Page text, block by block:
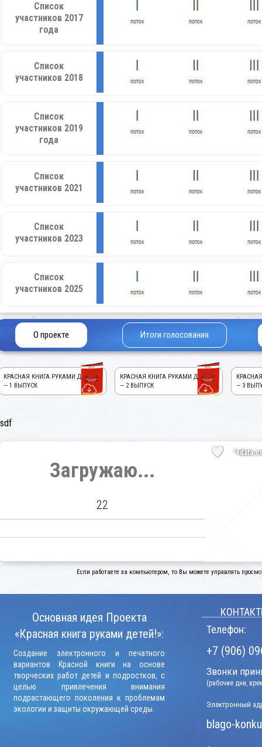
Список
участников 2017
года
Список
участников 2018
Список
участников 2019
года
Список
участников 2021
Список
участников 2023
Список
участников 2025
О проекте Итоги голосования
КРАСНАЯ КНИГА РУКАМИ ДЕТЕЙ!
— 1 ВЫПУСК
КРАСНАЯ КНИГА РУКАМИ ДЕТЕЙ!
— 2 ВЫПУСК
— 3
sdf
Загружаю...
22
Если работаете за компьютером, то Вы можете управлять
Основная идея Проекта
«Красная книга руками детей!»:
Создание электронного и печатного
вариантов Красной книги на основе
творческих работ детей и подростков, с
целью привлечения внимания
подрастающего поколения к проблемам
экологии и защиты окружающей среды.
Телефон:
+7 (906)
Звонки
(рабочие дни,
Электронный
blago-